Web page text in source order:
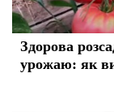
Здорова
урожаю: як